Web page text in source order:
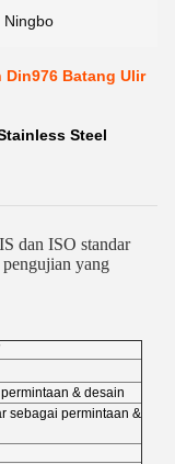
Ningbo
Din976 Batang Ulir
Steel
dan ISO standar
yang
& desain
sebagai permintaan &